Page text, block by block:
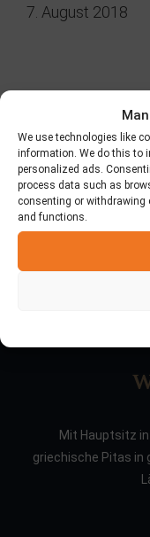
We use technologies like
information. We do this to
personalized ads.
process data such as
consenting or withdrawing
and functions.
7. August 2018
Mit Hauptsitz
griechische Pitas in